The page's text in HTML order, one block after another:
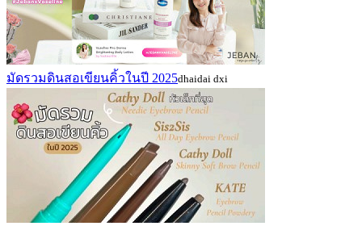
มัดรวมดินสอเขียนคิ้วในปี 2025dhaidai dxi